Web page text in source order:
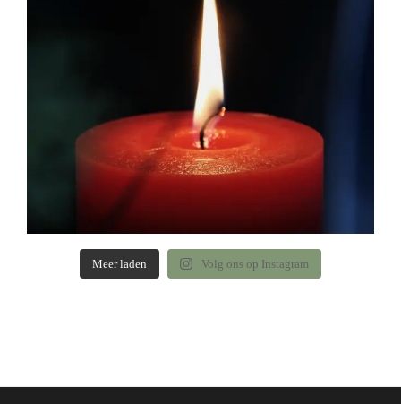
Meer laden Volg ons op Instagram